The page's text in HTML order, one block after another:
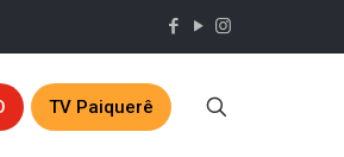
TV Paiquerê